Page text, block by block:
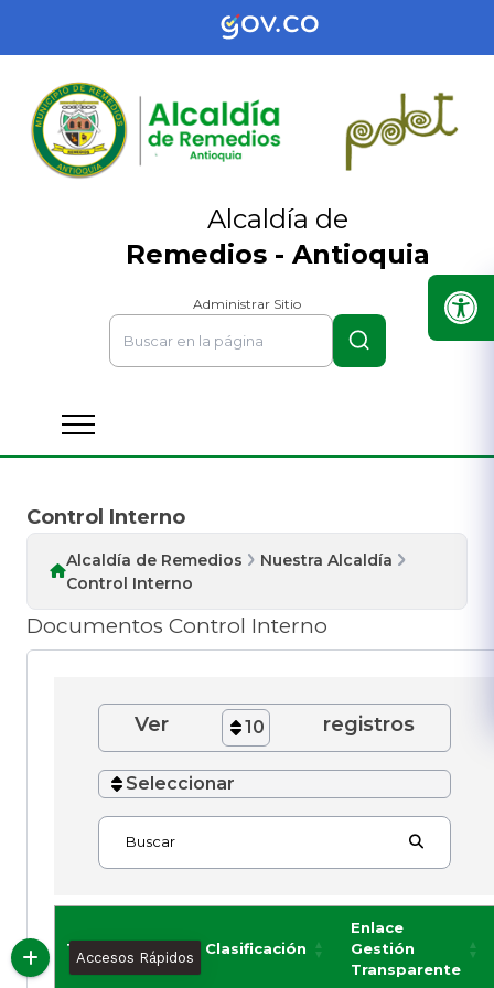
Alcaldía de
Remedios - Antioquia
Administrar Sitio
Control Interno
Alcaldía de Remedios
Nuestra Alcaldía
Control Interno
Documentos Control Interno
Ver 10 registros
Seleccionar
Buscar
Título Clasificación
Enlace
Gestión
Transparente
Accesos Rápidos